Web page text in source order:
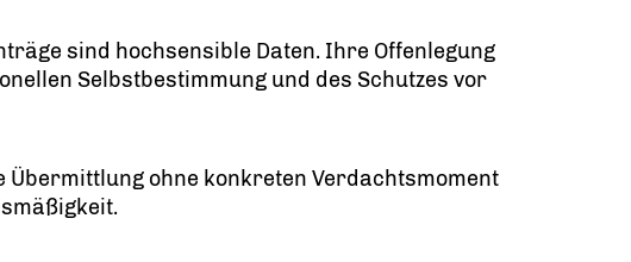
sind hochsensible Daten. Ihre Offenlegung
Selbstbestimmung und des Schutzes vor
ohne konkreten Verdachtsmoment